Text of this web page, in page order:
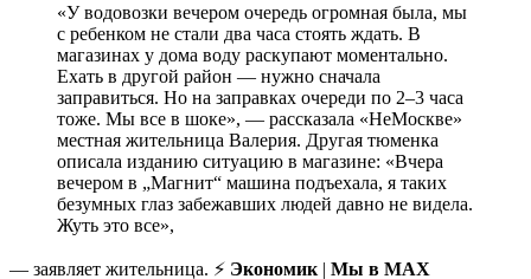
«У водовозки вечером очередь огромная была, мы
с ребенком не стали два часа стоять ждать. В
магазинах у дома воду раскупают моментально.
Ехать в другой район — нужно сначала
заправиться. Но на заправках очереди по 2–3 часа
тоже. Мы все в шоке», — рассказала «НеМоскве»
местная жительница Валерия. Другая тюменка
описала изданию ситуацию в магазине: «Вчера
вечером в „Магнит“ машина подъехала, я таких
безумных глаз забежавших людей давно не видела.
Жуть это все»,
— заявляет жительница. ⚡ Экономик | Мы в MAX